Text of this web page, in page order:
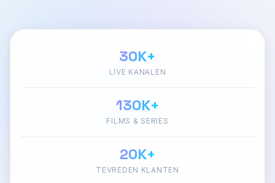
30K+
LIVE KANALEN
130K+
FILMS & SERIES
20K+
TEVREDEN KLANTEN